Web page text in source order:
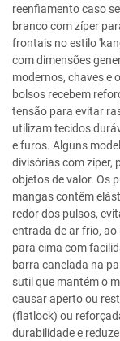
reenfiamento caso
branco com zíper
frontais no estilo
com dimensões
modernos, chaves e
bolsos recebem
tensão para evitar
utilizam tecidos
e furos. Alguns
divisórias com zíper,
objetos de valor. Os
mangas contêm
redor dos pulsos,
entrada de ar frio,
para cima com
barra canelada na
sutil que mantém o
causar aperto ou
(flatlock) ou
durabilidade e